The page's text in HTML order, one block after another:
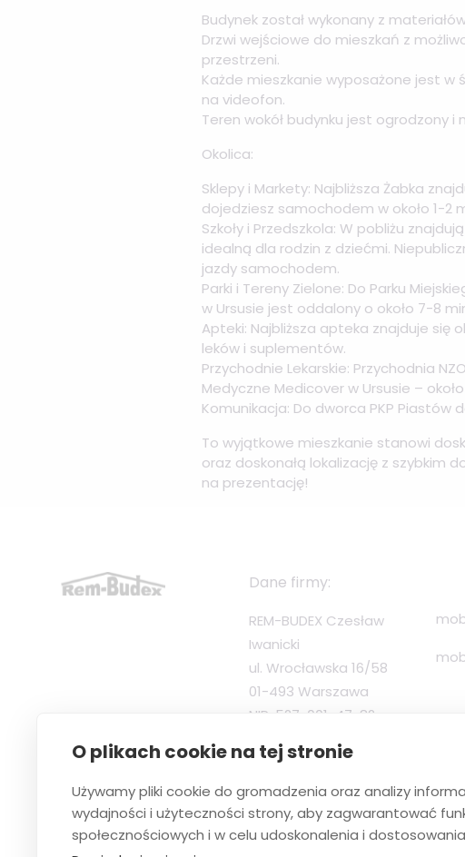
O plikach cookie na tej stronie
Używamy pliki cookie do gromadzenia oraz analizy
wydajności i użyteczności strony, aby zagwarantować
społecznościowych i w celu udoskonalenia i
Budynek został wykonany z
Drzwi wejściowe do mieszkań z
przestrzeni.
Każde mieszkanie wyposażone jest
na videofon.
Teren wokół budynku jest ogrodzony
Okolica:
Sklepy i Markety: Najbliższa Żabka
dojedziesz samochodem w około 1-2
Szkoły i Przedszkola: W pobliżu
idealną dla rodzin z dziećmi.
jazdy samochodem.
Parki i Tereny Zielone: Do Parku
w Ursusie jest oddalony o około 7-8
Apteki: Najbliższa apteka znajduje się
leków i suplementów.
Przychodnie Lekarskie: Przychodnia
Medyczne Medicover w Ursusie –
Komunikacja: Do dworca PKP
To wyjątkowe mieszkanie stanowi
oraz doskonałą lokalizację z szybkim
na prezentację!
Dane firmy:
REM-BUDEX Czesław
Iwanicki
ul. Wrocławska 16/58
01-493 Warszawa
NIP: 527-001-47-82
biuro@rem-budex.pl